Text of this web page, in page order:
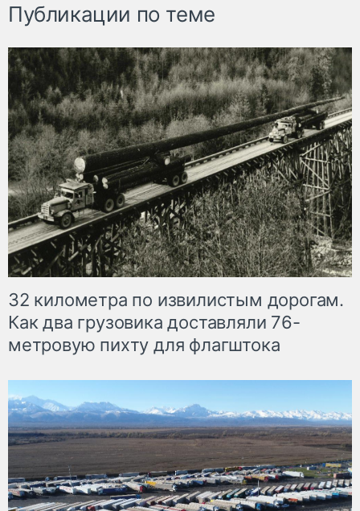
Публикации по теме
32 километра по извилистым дорогам.
Как два грузовика доставляли 76-
метровую пихту для флагштока